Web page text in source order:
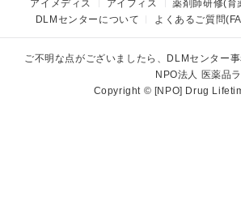
アイメディス アイフィス
薬剤師研修(育
DLMセンターについて
よくあるご質問
ご不明な点がございましたら、DLMセンター
NPO法人 医薬品
Copyright © [NPO] Drug